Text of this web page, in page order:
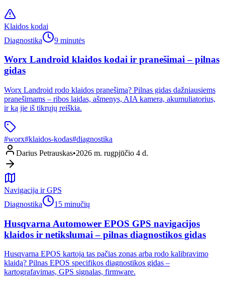
Klaidos kodai
Diagnostika
9 minutės
Worx Landroid klaidos kodai ir pranešimai – pilnas
gidas
Worx Landroid rodo klaidos pranešimą? Pilnas gidas dažniausiems
pranešimams – ribos laidas, ašmenys, AIA kamera, akumuliatorius,
ir ką jie iš tikrųjų reiškia.
#worx#klaidos-kodas#diagnostika
Darius Petrauskas•2026 m. rugpjūčio 4 d.
Navigacija ir GPS
Diagnostika
15 minučių
Husqvarna Automower EPOS GPS navigacijos
klaidos ir netikslumai – pilnas diagnostikos gidas
Husqvarna EPOS kartoja tas pačias zonas arba rodo kalibravimo
klaidą? Pilnas EPOS specifikos diagnostikos gidas –
kartografavimas, GPS signalas, firmware.